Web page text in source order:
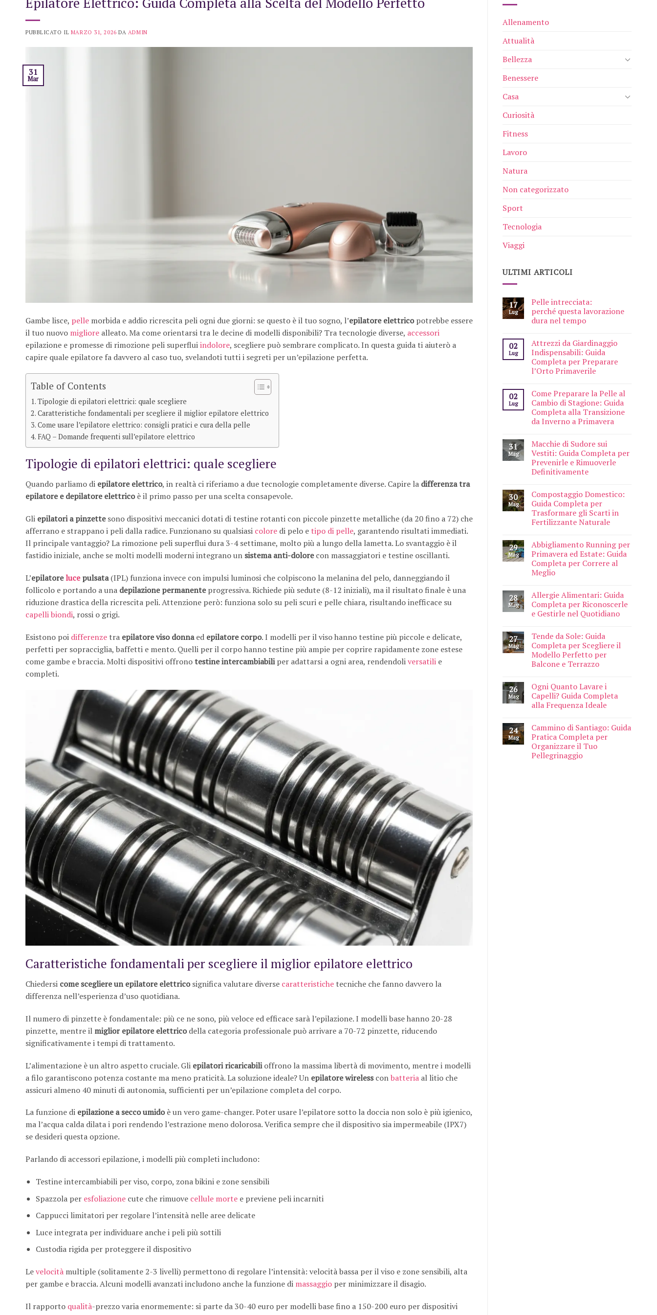
PUBBLICATO IL MARZO 31, 2026 DA ADMIN
31
Mar
Gambe lisce, pelle morbida e addio ricrescita peli ogni due giorni: se questo è il tuo sogno, l’epilatore elettricopotrebbe essere
il tuo nuovo migliore alleato. Ma come orientarsi tra le decine di modelli disponibili? Tra tecnologie diverse, accessori
epilazione e promesse di rimozione peli superfluiindolore, scegliere può sembrare complicato. In questa guida ti aiuterò a
capire quale epilatore fa davvero al caso tuo, svelandoti tutti i segreti per un’epilazione perfetta.
Table of Contents
Tipologie di epilatori elettrici: quale scegliere
Caratteristiche fondamentali per scegliere il miglior epilatore elettrico
Come usare l’epilatore elettrico: consigli pratici e cura della pelle
FAQ – Domande frequenti sull’epilatore elettrico
Tipologie di epilatori elettrici: quale scegliere
Quando parliamo di epilatore elettrico, in realtà ci riferiamo a due tecnologie completamente diverse. Capire la differenza tra
epilatore e depilatore elettricoè il primo passo per una scelta consapevole.
Gli epilatori a pinzettesono dispositivi meccanici dotati di testine rotanti con piccole pinzette metalliche (da 20 fino a 72) che
afferrano e strappano i peli dalla radice. Funzionano su qualsiasi colore di pelo etipo di pelle, garantendo risultati immediati.
Il principale vantaggio? La rimozione peli superflui dura 3-4 settimane, molto più a lungo della lametta. Lo svantaggio è il
fastidio iniziale, anche se molti modelli moderni integrano un sistema anti-dolorecon massaggiatori e testine oscillanti.
L’epilatorelucepulsata(IPL) funziona invece con impulsi luminosi che colpiscono la melanina del pelo, danneggiando il
follicolo e portando a una depilazione permanenteprogressiva. Richiede più sedute (8-12 iniziali), ma il risultato finale è una
riduzione drastica della ricrescita peli. Attenzione però: funziona solo su peli scuri e pelle chiara, risultando inefficace su
capelli biondi, rossi o grigi.
Esistono poi differenze tra epilatore viso donnaed epilatore corpo. I modelli per il viso hanno testine più piccole e delicate,
perfetti per sopracciglia, baffetti e mento. Quelli per il corpo hanno testine più ampie per coprire rapidamente zone estese
come gambe e braccia. Molti dispositivi offronotestine intercambiabiliper adattarsi a ogni area, rendendoliversatili e
completi.
Caratteristiche fondamentali per scegliere il miglior epilatore elettrico
Chiedersi come scegliere un epilatore elettricosignifica valutare diverse caratteristiche tecniche che fanno davvero la
differenza nell’esperienza d’uso quotidiana.
Il numero di pinzette è fondamentale: più ce ne sono, più veloce ed efficace sarà l’epilazione. I modelli base hanno 20-28
pinzette, mentre il miglior epilatore elettricodella categoria professionale può arrivare a 70-72 pinzette, riducendo
significativamente i tempi di trattamento.
L’alimentazione è un altro aspetto cruciale. Gli epilatori ricaricabilioffrono la massima libertà di movimento, mentre i modelli
a filo garantiscono potenza costante ma meno praticità. La soluzione ideale? Un epilatore wirelessconbatteria al litio che
assicuri almeno 40 minuti di autonomia, sufficienti per un’epilazione completa del corpo.
La funzione di epilazione a secco umidoè un vero game-changer. Poter usare l’epilatore sotto la doccia non solo è più igienico,
ma l’acqua calda dilata i pori rendendo l’estrazione meno dolorosa. Verifica sempre che il dispositivo sia impermeabile (IPX7)
se desideri questa opzione.
Parlando di accessori epilazione, i modelli più completi includono:
Testine intercambiabili per viso, corpo, zona bikini e zone sensibili
Spazzola per esfoliazionecute che rimuove cellule mortee previene peli incarniti
Cappucci limitatori per regolare l’intensità nelle aree delicate
Luce integrata per individuare anche i peli più sottili
Custodia rigida per proteggere il dispositivo
Levelocità multiple (solitamente 2-3 livelli) permettono di regolare l’intensità: velocità bassa per il viso e zone sensibili, alta
per gambe e braccia. Alcuni modelli avanzati includono anche la funzione di massaggio per minimizzare il disagio.
Il rapporto qualità-prezzo varia enormemente: si parte da 30-40 euro per modelli base fino a 150-200 euro per dispositivi
Allenamento
Attualità
Bellezza
Benessere
Casa
Curiosità
Fitness
Lavoro
Natura
Non categorizzato
Sport
Tecnologia
Viaggi
ULTIMI ARTICOLI
17
Lug
Pelle intrecciata:
perché questa lavorazione
dura nel tempo
02
Lug
Attrezzi da Giardinaggio
Indispensabili: Guida
Completa per Preparare
l’Orto Primaverile
02
Lug
Come Preparare la Pelle al
Cambio di Stagione: Guida
Completa alla Transizione
da Inverno a Primavera
31
Mag
Macchie di Sudore sui
Vestiti: Guida Completa per
Prevenirle e Rimuoverle
Definitivamente
30
Mag
Compostaggio Domestico:
Guida Completa per
Trasformare gli Scarti in
Fertilizzante Naturale
29
Mag
Abbigliamento Running per
Primavera ed Estate: Guida
Completa per Correre al
Meglio
28
Mag
Allergie Alimentari: Guida
Completa per Riconoscerle
e Gestirle nel Quotidiano
27
Mag
Tende da Sole: Guida
Completa per Scegliere il
Modello Perfetto per
Balcone e Terrazzo
26
Mag
Ogni Quanto Lavare i
Capelli? Guida Completa
alla Frequenza Ideale
24
Mag
Cammino di Santiago: Guida
Pratica Completa per
Organizzare il Tuo
Pellegrinaggio